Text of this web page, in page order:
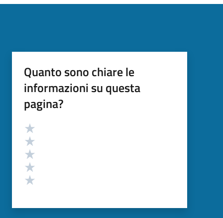
Quanto sono chiare le
informazioni su questa
pagina?
Valutazione